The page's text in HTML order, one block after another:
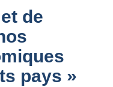
de
pays »